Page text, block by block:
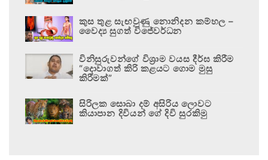
කුස තුළ සැඟවුණු නොනිදන කම්හල –
වෛද්‍ය සුගත් විජේවර්ධන
විනිසුරුවන්ගේ විශ්‍රාම වයස දීර්ඝ කිරීම
“දොවාගත් කිරි කළයට ගොම මුසු
කිරීමක්”
සිරිලක සොබා දම් අසිරිය ලොවට
කියාපාන දිවියන් ගේ දිවි සුරකිමු